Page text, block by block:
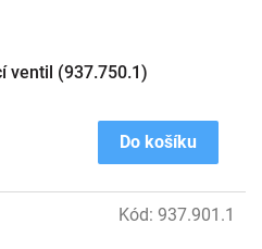
ventil (937.750.1)
Do košíku
Kód: 937.901.1